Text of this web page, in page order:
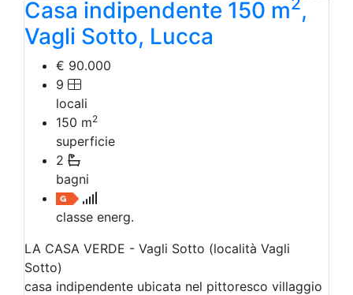
Casa indipendente 150 m ,
Vagli Sotto, Lucca
€ 90.000
9
locali
150 m2
superficie
2
bagni
classe energ.
LA CASA VERDE - Vagli Sotto (località Vagli
Sotto)
casa indipendente ubicata nel pittoresco villaggio